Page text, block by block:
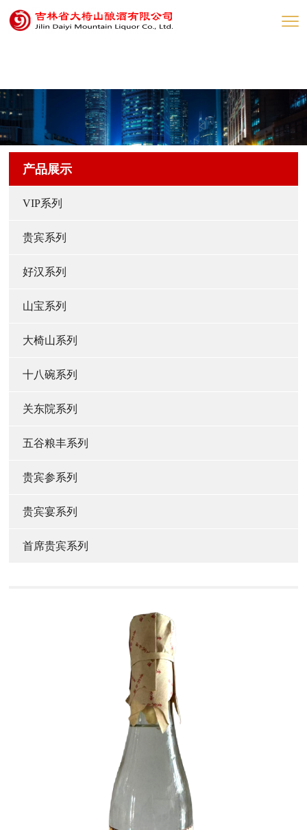
网赌网站
产品展示
VIP系列
贵宾系列
好汉系列
山宝系列
大椅山系列
十八碗系列
关东院系列
五谷粮丰系列
贵宾参系列
贵宾宴系列
首席贵宾系列